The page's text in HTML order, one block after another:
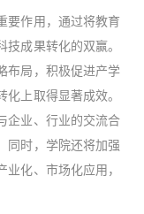
要作用，通过将教育
成果转化的双赢。
布局，积极促进产学
上取得显著成效。
企业、行业的交流合
同时，学院还将加强
化、市场化应用，